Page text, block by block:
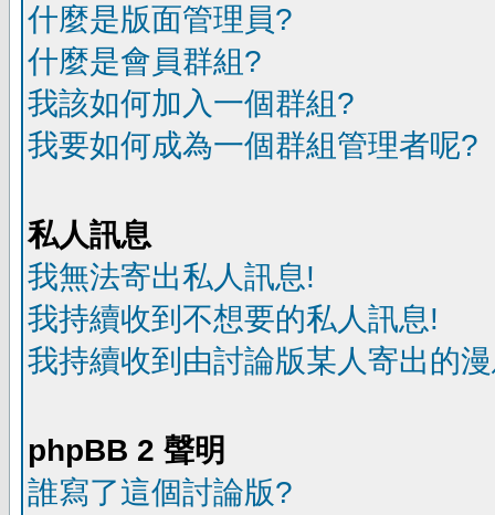
什麼是版面管理員?
什麼是會員群組?
我該如何加入一個群組?
我要如何成為一個群組管理者呢?
私人訊息
我無法寄出私人訊息!
我持續收到不想要的私人訊息!
我持續收到由討論版某人寄出的
phpBB 2 聲明
誰寫了這個討論版?